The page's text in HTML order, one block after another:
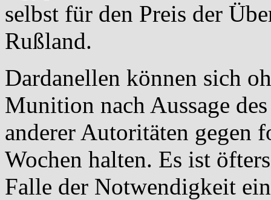
selbst für den Preis der
Rußland.
Dardanellen können sich
Munition nach Aussage
anderer Autoritäten gegen
Wochen halten. Es ist
Falle der Notwendigkeit